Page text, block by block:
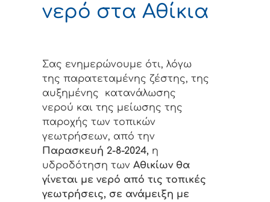
νερό στα Αθίκια
Σας ενημερώνουμε ότι, λόγω
της παρατεταμένης ζέστης, της
αυξημένης κατανάλωσης
νερού και της μείωσης της
παροχής των τοπικών
γεωτρήσεων, από την
Παρασκευή 2-8-2024, η
υδροδότηση των Αθικίων θα
γίνεται με νερό από τις τοπικές
γεωτρήσεις, σε ανάμειξη με